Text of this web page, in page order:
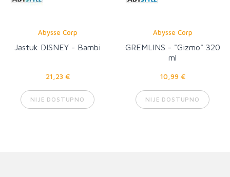
Abysse Corp
Jastuk DISNEY - Bambi
21,23 €
NIJE DOSTUPNO
Abysse Corp
GREMLINS - "Gizmo" 320
ml
10,99 €
NIJE DOSTUPNO